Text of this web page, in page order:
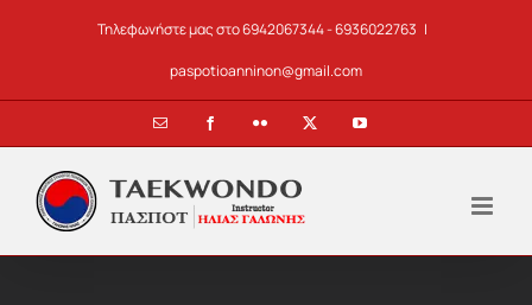
Τηλεφωνήστε μας στο 6942067344 - 6936022763 |
paspotioanninon@gmail.com
Email FacebookFlickr YouTube